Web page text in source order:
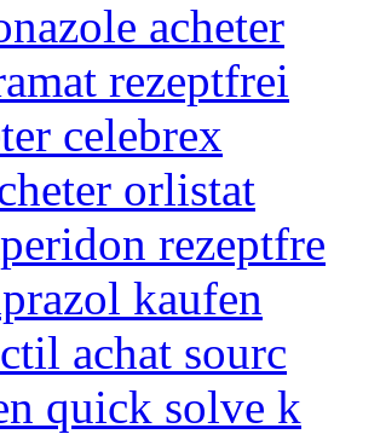
acheter
rezeptfrei
celebrex
orlistat
rezeptfre
kaufen
achat sourc
quick solve k